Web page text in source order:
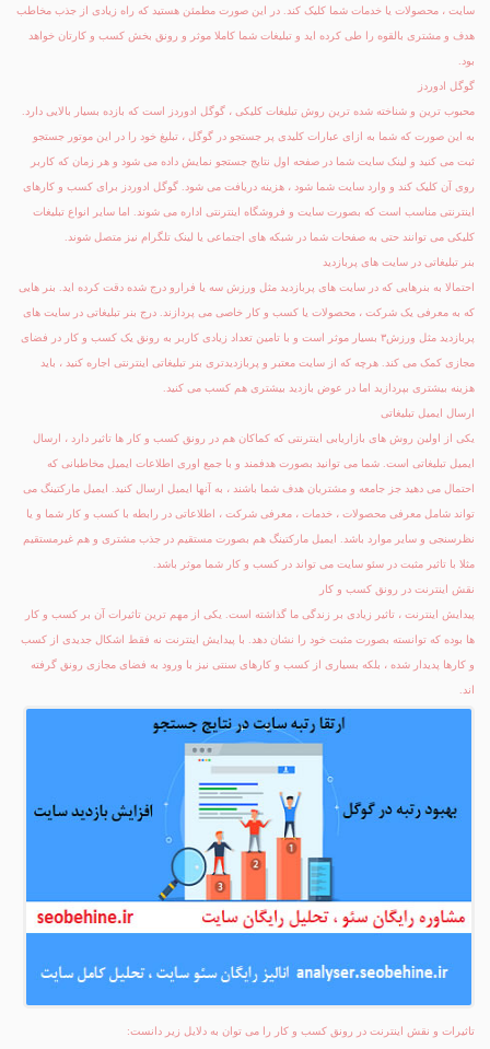
سایت ، محصولات یا خدمات شما کلیک کند. در این صورت مطمئن هستید که راه زیادی از جذب مخاطب
هدف و مشتری بالقوه را طی کرده اید و تبلیغات شما کاملا موثر و رونق بخش کسب و کارتان خواهد
بود.
گوگل ادوردز
محبوب ترین و شناخته شده ترین روش تبلیغات کلیکی ، گوگل ادوردز است که بازده بسیار بالایی دارد.
به این صورت که شما به ازای عبارات کلیدی پر جستجو در گوگل ، تبلیغ خود را در این موتور جستجو
ثبت می کنید و لینک سایت شما در صفحه اول نتایج جستجو نمایش داده می شود و هر زمان که کاربر
روی آن کلیک کند و وارد سایت شما شود ، هزینه دریافت می شود. گوگل ادوردز برای کسب و کارهای
اینترنتی مناسب است که بصورت سایت و فروشگاه اینترنتی اداره می شوند. اما سایر انواع تبلیغات
کلیکی می توانند حتی به صفحات شما در شبکه های اجتماعی یا لینک تلگرام نیز متصل شوند.
بنر تبلیغاتی در سایت های پربازدید
احتمالا به بنرهایی که در سایت های پربازدید مثل ورزش سه یا فرارو درج شده دقت کرده اید. بنر هایی
که به معرفی یک شرکت ، محصولات یا کسب و کار خاصی می پردازند. درج بنر تبلیغاتی در سایت های
پربازدید مثل ورزش۳ بسیار موثر است و با تامین تعداد زیادی کاربر به رونق یک کسب و کار در فضای
مجازی کمک می کند. هرچه که از سایت معتبر و پربازدیدتری بنر تبلیغاتی اینترنتی اجاره کنید ، باید
هزینه بیشتری بپردازید اما در عوض بازدید بیشتری هم کسب می کنید.
ارسال ایمیل تبلیغاتی
یکی از اولین روش های بازاریابی اینترنتی که کماکان هم در رونق کسب و کار ها تاثیر دارد ، ارسال
ایمیل تبلیغاتی است. شما می توانید بصورت هدفمند و با جمع اوری اطلاعات ایمیل مخاطبانی که
احتمال می دهید جز جامعه و مشتریان هدف شما باشند ، به آنها ایمیل ارسال کنید. ایمیل مارکتینگ می
تواند شامل معرفی محصولات ، خدمات ، معرفی شرکت ، اطلاعاتی در رابطه با کسب و کار شما و یا
نظرسنجی و سایر موارد باشد. ایمیل مارکتینگ هم بصورت مستقیم در جذب مشتری و هم غیرمستقیم
مثلا با تاثیر مثبت در سئو سایت می تواند در کسب و کار شما موثر باشد.
نقش اینترنت در رونق کسب و کار
پیدایش اینترنت ، تاثیر زیادی بر زندگی ما گذاشته است. یکی از مهم ترین تاثیرات آن بر کسب و کار
ها بوده که توانسته بصورت مثبت خود را نشان دهد. با پیدایش اینترنت نه فقط اشکال جدیدی از کسب
و کارها پدیدار شده ، بلکه بسیاری از کسب و کارهای سنتی نیز با ورود به فضای مجازی رونق گرفته
اند.
تاثیرات و نقش اینترنت در رونق کسب و کار را می توان به دلایل زیر دانست: